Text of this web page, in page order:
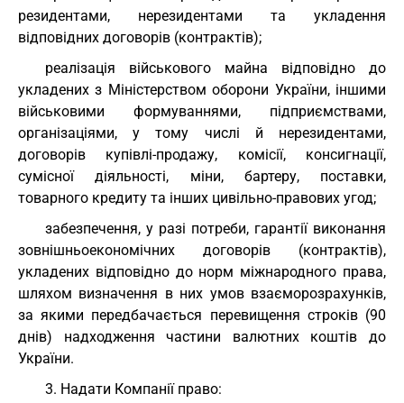
резидентами, нерезидентами та укладення
відповідних договорів (контрактів);
реалізація військового майна відповідно до
укладених з Міністерством оборони України, іншими
військовими формуваннями, підприємствами,
організаціями, у тому числі й нерезидентами,
договорів купівлі-продажу, комісії, консигнації,
сумісної діяльності, міни, бартеру, поставки,
товарного кредиту та інших цивільно-правових угод;
забезпечення, у разі потреби, гарантії виконання
зовнішньоекономічних договорів (контрактів),
укладених відповідно до норм міжнародного права,
шляхом визначення в них умов взаєморозрахунків,
за якими передбачається перевищення строків (90
днів) надходження частини валютних коштів до
України.
3. Надати Компанії право: